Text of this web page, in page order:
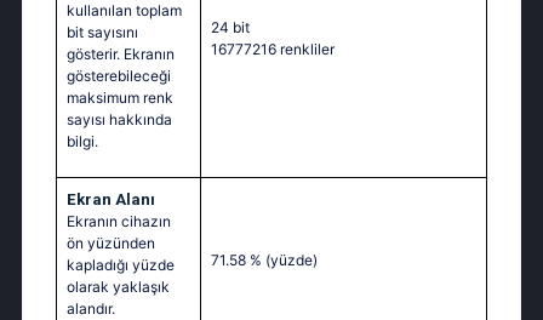
kullanılan toplam
bit sayısını
gösterir. Ekranın
gösterebileceği
maksimum renk
sayısı hakkında
bilgi.
24 bit
16777216 renkliler
Ekran Alanı
Ekranın cihazın
ön yüzünden
kapladığı yüzde
olarak yaklaşık
alandır.
71.58 % (yüzde)